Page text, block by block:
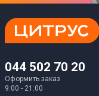
044 502 70 20
Оформить заказ
9:00 - 21:00